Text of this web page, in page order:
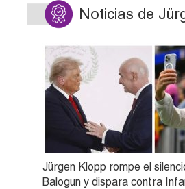
Noticias de
Jürgen Klopp rompe el
Balogun y dispara contra